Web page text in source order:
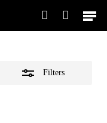
Menu
Filters
Close